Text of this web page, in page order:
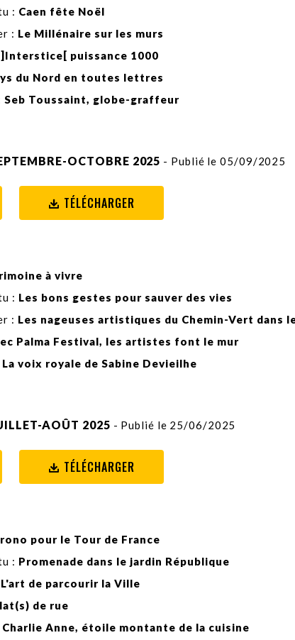
: Caen fête Noël
: Le Millénaire sur les murs
]Interstice[ puissance 1000
du Nord en toutes lettres
Seb Toussaint, globe-graffeur
OCTOBRE 2025 - Publié le 05/09/2025
TÉLÉCHARGER
à vivre
: Les bons gestes pour sauver des vies
: Les nageuses artistiques du Chemin-Vert dans
Palma Festival, les artistes font le mur
La voix royale de Sabine Devieilhe
AOÛT 2025 - Publié le 25/06/2025
TÉLÉCHARGER
pour le Tour de France
: Promenade dans le jardin République
L'art de parcourir la Ville
de rue
Charlie Anne, étoile montante de la cuisine